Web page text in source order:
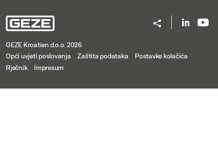
GEZE Kroatien d.o.o. 2026
Opći uvjeti poslovanja
Zaštita podataka
Postavke kolačića
Rječnik
Impresum